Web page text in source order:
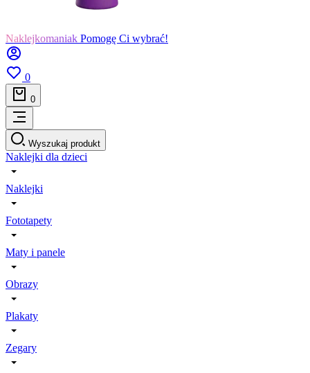
Naklejkomaniak Pomogę Ci wybrać!
0
0
Wyszukaj produkt
Naklejki dla dzieci
Naklejki
Fototapety
Maty i panele
Obrazy
Plakaty
Zegary